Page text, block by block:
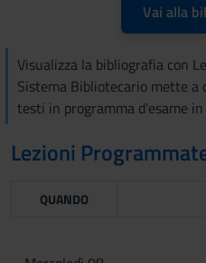
Vai alla
Visualizza la bibliografia con
Sistema Bibliotecario mette a
testi in programma d'esame
Lezioni
QUANDO